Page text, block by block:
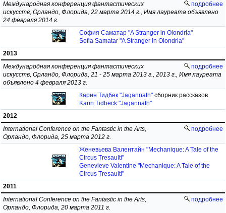
подробнее
Международная конференция фантастических
искусств, Орландо, Флорида, 22 марта 2014 г., Имя лауреата объявлено
24 февраля 2014 г.
София Саматар "A Stranger in Olondria"
Sofia Samatar "A Stranger in Olondria"
2013
подробнее
Международная конференция фантастических
искусств, Орландо, Флорида, 21 - 25 марта 2013 г., 2013 г., Имя лауреата
объявлено 4 февраля 2013 г.
Карин Тидбек "Jagannath" сборник рассказов
Karin Tidbeck "Jagannath"
2012
подробнее
International Conference on the Fantastic in the Arts,
Орландо, Флорида, 25 марта 2012 г.
Женевьева Валентайн "Mechanique: A Tale of the
Circus Tresaulti"
Genevieve Valentine "Mechanique: A Tale of the
Circus Tresaulti"
2011
подробнее
International Conference on the Fantastic in the Arts,
Орландо, Флорида, 20 марта 2011 г.